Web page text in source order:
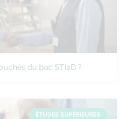
du bac STI2D ?
ÉTUDES SUPÉRIEURES